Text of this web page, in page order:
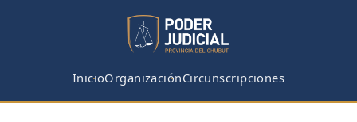
InicioOrganizaciónCircunscripciones